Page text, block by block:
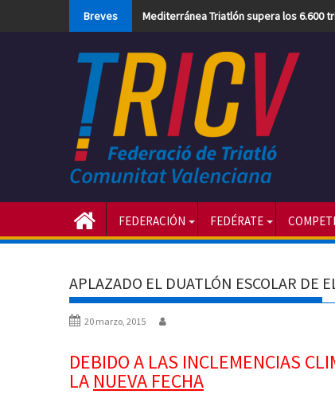
Breves Mediterránea Triatlón supera los 6.600
FEDERACIÓN FEDÉRATE
APLAZADO EL DUATLÓN ESCOLAR DE
20 marzo, 2015
DEBIDO A LAS INCLEMENCIAS
LA NUEVA FECHA